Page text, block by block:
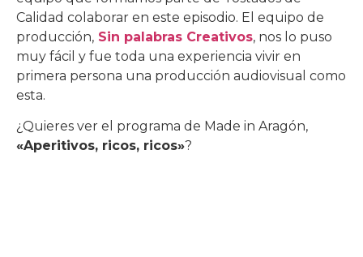
Calidad colaborar en este episodio. El equipo de
producción, Sin palabras Creativos, nos lo puso
muy fácil y fue toda una experiencia vivir en
primera persona una producción audiovisual como
esta.
¿Quieres ver el programa de Made in Aragón,
«Aperitivos, ricos, ricos»?